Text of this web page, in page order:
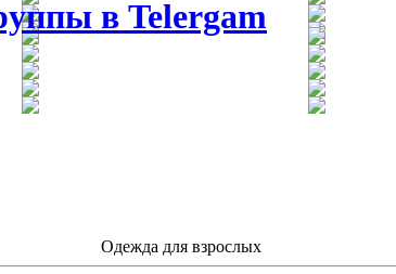
Одежда для взрослых